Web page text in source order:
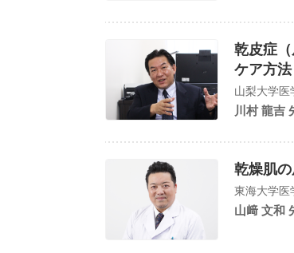
乾皮症
ケア方法
山梨大学
川村 龍吉
乾燥肌
東海大学医
山﨑 文和